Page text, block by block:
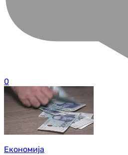
0
Економија